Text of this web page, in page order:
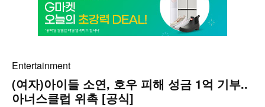
Entertainment
(여자)아이들 소연, 호우 피해 성금 1억 기부..
아너스클럽 위촉 [공식]